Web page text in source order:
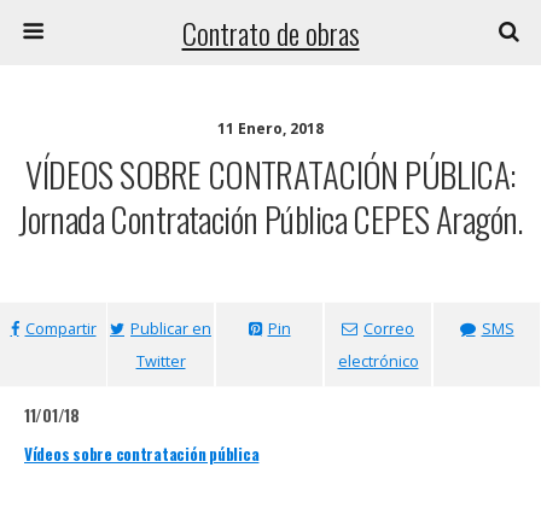
Contrato de obras
11 Enero, 2018
VÍDEOS SOBRE CONTRATACIÓN PÚBLICA:
Jornada Contratación Pública CEPES Aragón.
Compartir
Publicar en
Twitter
Pin
Correo
electrónico
SMS
11/01/18
Vídeos sobre contratación pública